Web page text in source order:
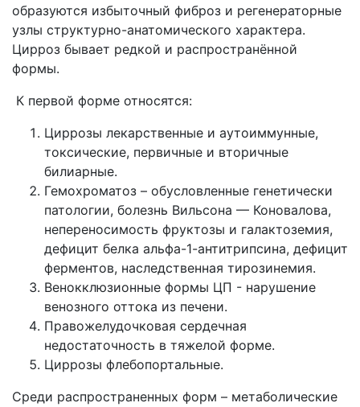
образуются избыточный фиброз и регенераторные
узлы структурно-анатомического характера.
Цирроз бывает редкой и распространённой
формы.
К первой форме относятся:
Циррозы лекарственные и аутоиммунные,
токсические, первичные и вторичные
билиарные.
Гемохроматоз – обусловленные генетически
патологии, болезнь Вильсона — Коновалова,
непереносимость фруктозы и галактоземия,
дефицит белка альфа-1-антитрипсина, дефицит
ферментов, наследственная тирозинемия.
Венокклюзионные формы ЦП - нарушение
венозного оттока из печени.
Правожелудочковая сердечная
недостаточность в тяжелой форме.
Циррозы флебопортальные.
Среди распространенных форм – метаболические